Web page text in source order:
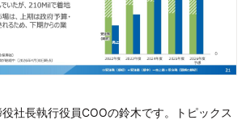
役社長執行役員COOの鈴木です。トピックス